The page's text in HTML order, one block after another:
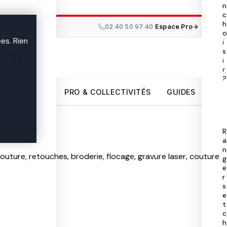
Rien
02 40 50 97 40·Espace Pro
PRO & COLLECTIVITÉS GUIDES
n
c
h
o
i
s
i
r
?
R
a
n
g
e
r
s
e
t
c
h
les

retouches, broderie, flocage, gravure laser, couture